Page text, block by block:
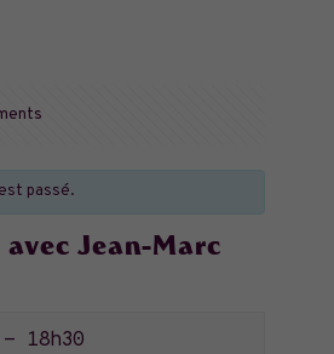
passé.
Jean-Marc
18h30